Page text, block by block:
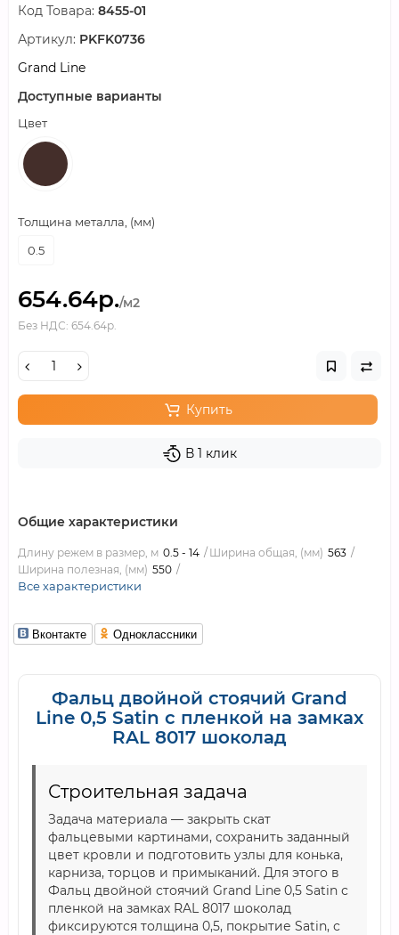
Код Товара: 8455-01
Артикул: PKFK0736
Grand Line
Доступные варианты
Цвет
Толщина металла, (мм)
0.5
654.64р./м2
Без НДС: 654.64р.
Купить
В 1 клик
Общие характеристики
Длину режем в размер, м 0.5 - 14 Ширина общая, (мм) 563
Ширина полезная, (мм) 550
Все характеристики
Вконтакте Одноклассники
Фальц двойной стоячий Grand
Line 0,5 Satin с пленкой на замках
RAL 8017 шоколад
Строительная задача
Задача материала — закрыть скат
фальцевыми картинами, сохранить заданный
цвет кровли и подготовить узлы для конька,
карниза, торцов и примыканий. Для этого в
Фальц двойной стоячий Grand Line 0,5 Satin с
пленкой на замках RAL 8017 шоколад
фиксируются толщина 0,5, покрытие Satin, с